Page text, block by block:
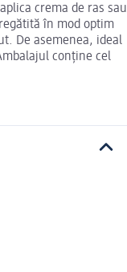
crema de ras sau
în mod optim
De asemenea, ideal
conține cel